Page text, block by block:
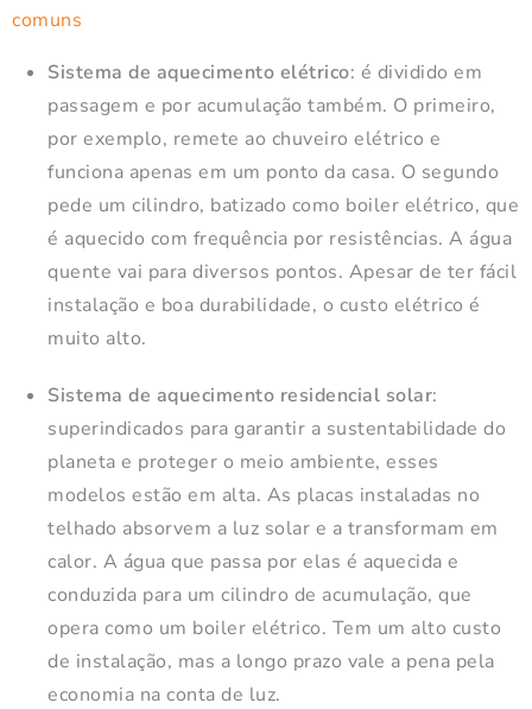
Sistema de aquecimento elétrico: é dividido em
passagem e por acumulação também. O primeiro,
por exemplo, remete ao chuveiro elétrico e
funciona apenas em um ponto da casa. O segundo
pede um cilindro, batizado como boiler elétrico, que
é aquecido com frequência por resistências. A água
quente vai para diversos pontos. Apesar de ter fácil
instalação e boa durabilidade, o custo elétrico é
muito alto.
Sistema de aquecimento residencial solar:
superindicados para garantir a sustentabilidade do
planeta e proteger o meio ambiente, esses
modelos estão em alta. As placas instaladas no
telhado absorvem a luz solar e a transformam em
calor. A água que passa por elas é aquecida e
conduzida para um cilindro de acumulação, que
opera como um boiler elétrico. Tem um alto custo
de instalação, mas a longo prazo vale a pena pela
economia na conta de luz.